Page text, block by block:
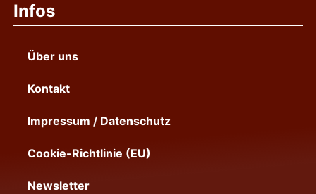
Infos
Über uns
Kontakt
Impressum / Datenschutz
Cookie-Richtlinie (EU)
Newsletter